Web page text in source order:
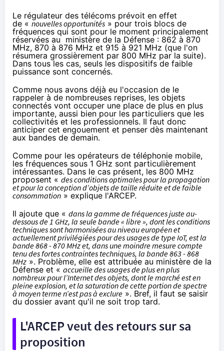
Le régulateur des télécoms prévoit en effet
de « nouvelles opportunités » pour trois blocs de
fréquences qui sont pour le moment principalement
réservées au ministère de la Défense : 862 à 870
MHz, 870 à 876 MHz et 915 à 921 MHz (que l'on
résumera grossièrement par 800 MHz par la suite).
Dans tous les cas, seuls les dispositifs de faible
puissance sont concernés.
Comme nous avons déjà eu l'occasion de le
rappeler à de nombreuses reprises, les objets
connectés vont occuper une place de plus en plus
importante, aussi bien pour les particuliers que les
collectivités et les professionnels. Il faut donc
anticiper cet engouement et penser dès maintenant
aux bandes de demain.
Comme pour les opérateurs de téléphonie mobile,
les fréquences sous 1 GHz sont particulièrement
intéressantes. Dans le cas présent, les 800 MHz
proposent « des conditions optimales pour la propagation
et pour la conception d’objets de taille réduite et de faible
consommation » explique l'ARCEP.
Il ajoute que « dans la gamme de fréquences juste au-
dessous de 1 GHz, la seule bande « libre », dont les conditions
techniques sont harmonisées au niveau européen et
actuellement privilégiées pour des usages de type IoT, est la
bande 868 - 870 MHz et, dans une moindre mesure compte
tenu des fortes contraintes techniques, la bande 863 - 868
MHz ». Problème, elle est attribuée au ministère de la
Défense et « accueille des usages de plus en plus
nombreux pour l’Internet des objets, dont le marché est en
pleine explosion, et la saturation de cette portion de spectre
à moyen terme n’est pas à exclure ». Bref, il faut se saisir
du dossier avant qu'il ne soit trop tard.
L'ARCEP veut des retours sur sa
proposition